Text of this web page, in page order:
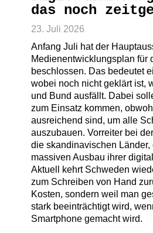
das noch
23. Juli 2026
Anfang Juli hat der
Medienentwicklungsplan für
beschlossen. Das bedeutet
wobei noch nicht geklärt ist,
und Bund ausfällt. Dabei
zum Einsatz kommen,
ausreichend sind, um alle
auszubauen. Vorreiter bei
die skandinavischen
massiven Ausbau ihrer
Aktuell kehrt Schweden
zum Schreiben von Hand
Kosten, sondern weil man
stark beeinträchtigt wird,
Smartphone gemacht wird.